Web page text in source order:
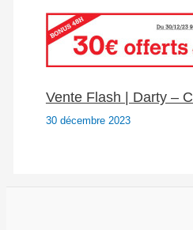
Vente Flash | Darty –
30 décembre 2023